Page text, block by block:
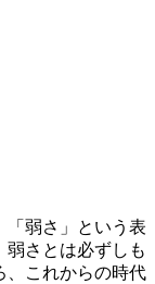
「弱さ」という表
弱さとは必ずしも
、これからの時代